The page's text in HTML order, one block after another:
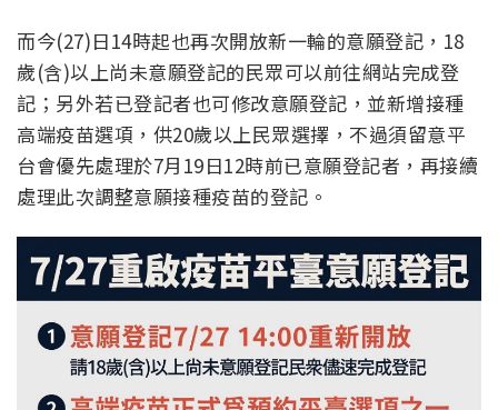
而今(27)日14時起也再次開放新一輪的意願登記，18
歲(含)以上尚未意願登記的民眾可以前往網站完成登
記；另外若已登記者也可修改意願登記，並新增接種
高端疫苗選項，供20歲以上民眾選擇，不過須留意平
台會優先處理於7月19日12時前已意願登記者，再接續
處理此次調整意願接種疫苗的登記。